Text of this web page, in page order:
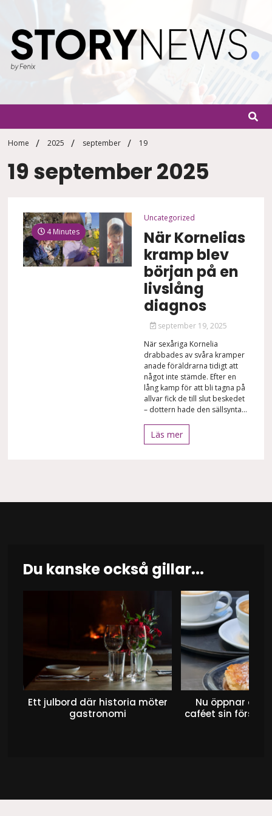
Home 2025 september 19
19 september 2025
4 Minutes
Uncategorized
När Kornelias
kramp blev
början på en
livslång
diagnos
september 19, 2025
När sexåriga Kornelia
drabbades av svåra kramper
anade föräldrarna tidigt att
något inte stämde. Efter en
lång kamp för att bli tagna på
allvar fick de till slut beskedet
– dottern hade den sällsynta...
Läs mer
Du kanske också gillar...
Ett julbord där historia möter
gastronomi
Nu öppnar det
caféet sin första